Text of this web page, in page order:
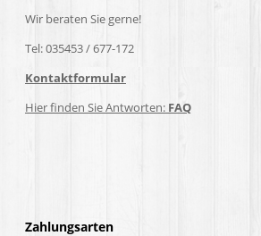
Wir beraten Sie gerne!
Tel: 035453 / 677-172
Kontaktformular
Hier finden Sie Antworten: FAQ
Zahlungsarten